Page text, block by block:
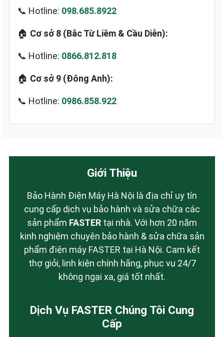
📞 Hotline: 098.685.8922
🏠 Cơ sở 8 (Bắc Từ Liêm & Cầu Diễn):
📞 Hotline: 0866.812.818
🏠 Cơ sở 9 (Đông Anh):
📞 Hotline: 0986.858.922
Giới Thiệu
Bảo Hành Điện Máy Hà Nội là địa chỉ uy tín
cung cấp dịch vụ bảo hành và sửa chữa các
sản phẩm FASTER tại nhà. Với hơn 20 năm
kinh nghiệm chuyên bảo hành & sửa chữa sản
phẩm điện máy FASTER tại Hà Nội. Cam kết
thợ giỏi, linh kiện chính hãng, phục vụ 24/7
không ngại xa, giá tốt nhất.
Dịch Vụ FASTER Chúng Tôi Cung
Cấp